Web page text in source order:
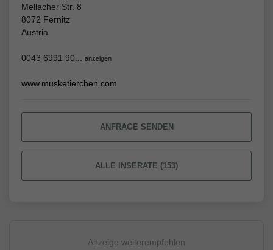
Mellacher Str. 8
8072 Fernitz
Austria
0043 6991 90... anzeigen
www.musketierchen.com
ANFRAGE SENDEN
ALLE INSERATE (153)
Anzeige weiterempfehlen